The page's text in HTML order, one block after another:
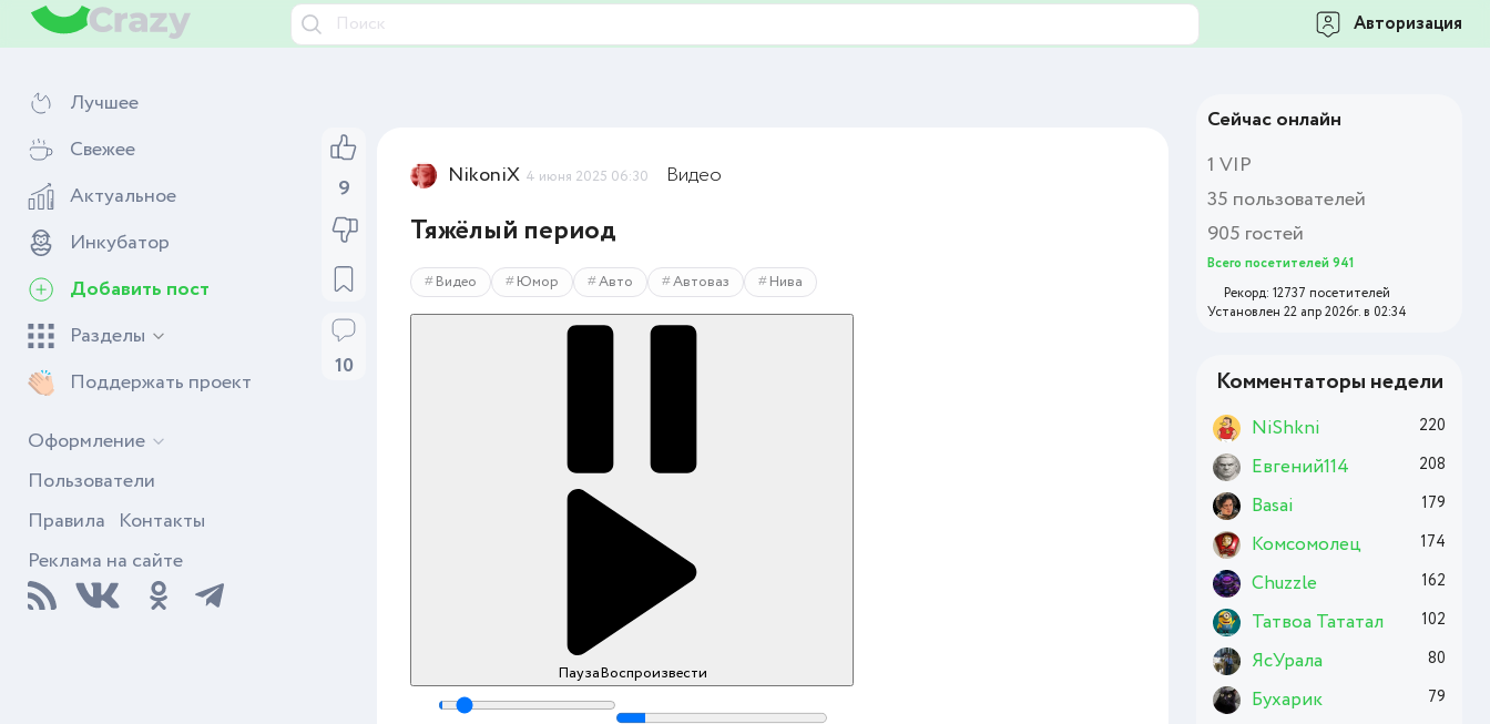
Авторизация
Лучшее
Свежее
Актуальное
Инкубатор
Добавить пост
Разделы
Поддержать проект
Оформление
Пользователи
Правила Контакты
Реклама на сайте
Сейчас онлайн
1 VIP
35 пользователей
905 гостей
Всего посетителей 941
Рекорд: 12737 посетителей
Установлен 22 апр 2026г. в 02:34
Комментаторы недели
NiShkni 220
Евгений114 208
Basai 179
Комсомолец 174
Chuzzle 162
Татвоа Тататал 102
ЯсУрала 80
Бухарик 79
9
10
NikoniX 4 июня 2025 06:30 Видео
Тяжёлый период
Видео Юмор Авто Автоваз Нива
ПаузаВоспроизвести